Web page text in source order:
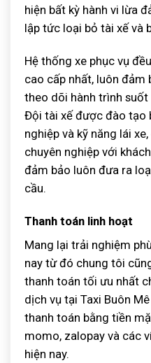
hiện bất kỳ hành vi lừa
lập tức loại bỏ tài xế và
Hệ thống xe phục vụ
cao cấp nhất, luôn
theo dõi hành trình
Đội tài xế được đào tạo
nghiệp và kỹ năng lái
chuyên nghiệp với
đảm bảo luôn đưa ra
cầu.
Thanh toán linh hoạt
Mang lại trải nghiệm
nay từ đó chung tôi
thanh toán tối ưu nhất
dịch vụ tại Taxi Buôn
thanh toán bằng tiền
momo, zalopay và các
hiện nay.